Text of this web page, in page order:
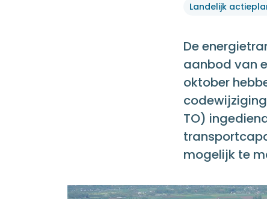
De
aanbod van
oktober
TO)
mogelijk te